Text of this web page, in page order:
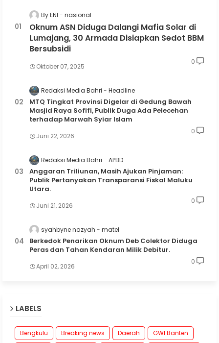
By ENI nasional
Oknum ASN Diduga Dalangi Mafia Solar di
Lumajang, 30 Armada Disiapkan Sedot BBM
Bersubsidi
Oktober 07, 2025
0
Redaksi Media Bahri Headline
MTQ Tingkat Provinsi Digelar di Gedung Bawah
Masjid Raya Sofifi, Publik Duga Ada Pelecehan
terhadap Marwah Syiar Islam
Juni 22, 2026
0
Redaksi Media Bahri APBD
Anggaran Triliunan, Masih Ajukan Pinjaman:
Publik Pertanyakan Transparansi Fiskal Maluku
Utara.
Juni 21, 2026
0
syahbyne nazyah matel
Berkedok Penarikan Oknum Deb Colektor Diduga
Peras dan Tahan Kendaran Milik Debitur.
April 02, 2026
0
LABELS
Bengkulu Breaking news Daerah
GWI Banten